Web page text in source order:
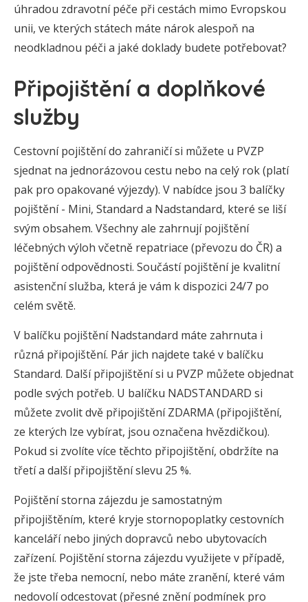
úhradou zdravotní péče při cestách mimo Evropskou
unii, ve kterých státech máte nárok alespoň na
neodkladnou péči a jaké doklady budete potřebovat?
Připojištění a doplňkové
služby
Cestovní pojištění do zahraničí si můžete u PVZP
sjednat na jednorázovou cestu nebo na celý rok (platí
pak pro opakované výjezdy). V nabídce jsou 3 balíčky
pojištění - Mini, Standard a Nadstandard, které se liší
svým obsahem. Všechny ale zahrnují pojištění
léčebných výloh včetně repatriace (převozu do ČR) a
pojištění odpovědnosti. Součástí pojištění je kvalitní
asistenční služba, která je vám k dispozici 24/7 po
celém světě.
V balíčku pojištění Nadstandard máte zahrnuta i
různá připojištění. Pár jich najdete také v balíčku
Standard. Další připojištění si u PVZP můžete objednat
podle svých potřeb. U balíčku NADSTANDARD si
můžete zvolit dvě připojištění ZDARMA (připojištění,
ze kterých lze vybírat, jsou označena hvězdičkou).
Pokud si zvolíte více těchto připojištění, obdržíte na
třetí a další připojištění slevu 25 %.
Pojištění storna zájezdu je samostatným
připojištěním, které kryje stornopoplatky cestovních
kanceláří nebo jiných dopravců nebo ubytovacích
zařízení. Pojištění storna zájezdu využijete v případě,
že jste třeba nemocní, nebo máte zranění, které vám
nedovolí odcestovat (přesné znění podmínek pro